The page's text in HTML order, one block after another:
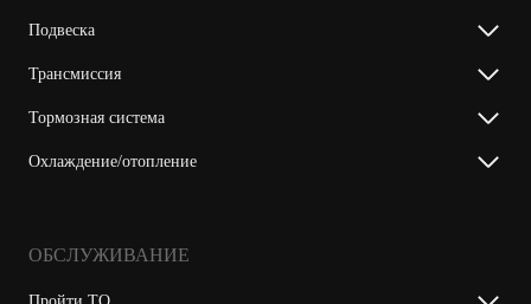
Подвеска
Трансмиссия
Тормозная система
Охлаждение/отопление
ОБСЛУЖИВАНИЕ